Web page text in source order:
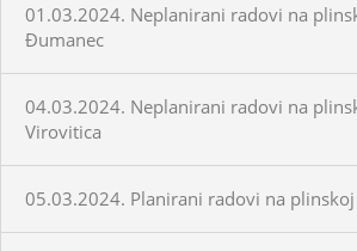
01.03.2024. Neplanirani radovi na
Đumanec
04.03.2024. Neplanirani radovi na
Virovitica
05.03.2024. Planirani radovi na